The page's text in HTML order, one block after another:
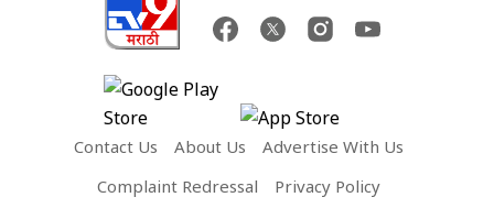
Contact Us About Us
Advertise With Us
Complaint Redressal
Privacy Policy